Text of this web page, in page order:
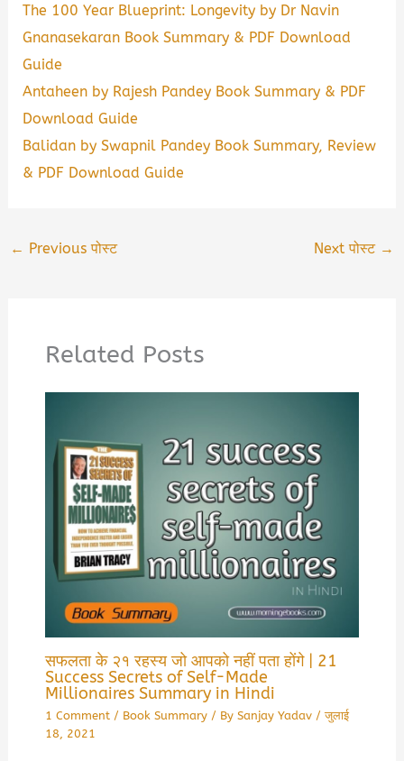
The 100 Year Blueprint: Longevity by Dr Navin
Gnanasekaran Book Summary & PDF Download
Guide
Antaheen by Rajesh Pandey Book Summary & PDF
Download Guide
Balidan by Swapnil Pandey Book Summary, Review
& PDF Download Guide
← Previous पोस्ट Next पोस्ट →
Related Posts
सफलता के २१ रहस्य जो आपको नहीं पता होंगे | 21
Success Secrets of Self-Made
Millionaires Summary in Hindi
1 Comment / Book Summary/ By Sanjay Yadav /जुलाई
18, 2021